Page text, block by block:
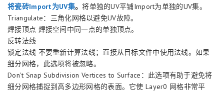
将瓷砖Import为UV集。将单独的UV平铺Import为单独的UV集。
Triangulate：三角化网格以避免UV故障。
焊接顶点 焊接空间中同一点的单独顶点。
反转法线
锁定法线 不要重新计算法线；直接从目标文件中使用法线。如果
细分网格，此选项将被忽略。
Don’t Snap Subdivision Vertices to Surface：此选项有助于避免将
细分网格捕捉到高多边形网格的表面。它使 Layer0 网格非常平